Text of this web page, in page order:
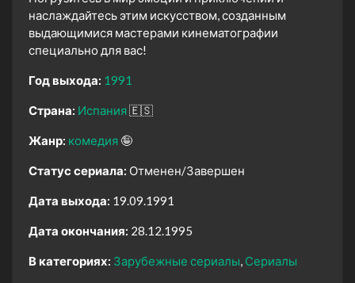
наслаждайтесь этим искусством, созданным
выдающимися мастерами кинематографии
специально для вас!
Год выхода: 1991
Страна: Испания🇪🇸
Жанр: комедия 🤪
Статус сериала: Отменен/Завершен
Дата выхода: 19.09.1991
Дата окончания: 28.12.1995
В категориях: Зарубежные сериалы Сериалы